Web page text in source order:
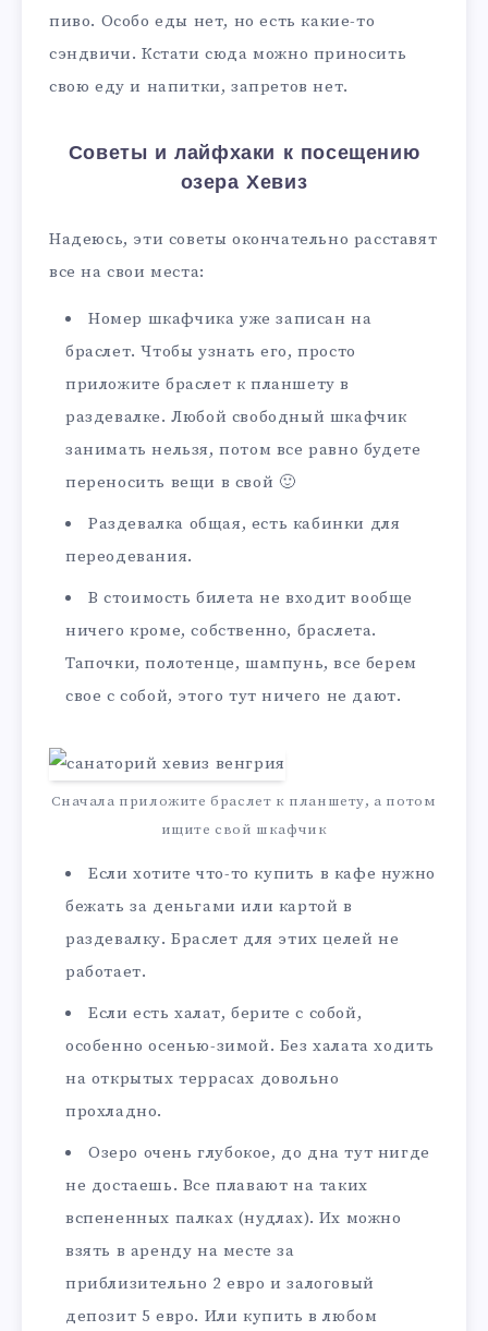
пиво. Особо еды нет, но есть какие-то
сэндвичи. Кстати сюда можно приносить
свою еду и напитки, запретов нет.
Советы и лайфхаки к посещению
озера Хевиз
Надеюсь, эти советы окончательно расставят
все на свои места:
Номер шкафчика уже записан на
браслет. Чтобы узнать его, просто
приложите браслет к планшету в
раздевалке. Любой свободный шкафчик
занимать нельзя, потом все равно будете
переносить вещи в свой 🙂
Раздевалка общая, есть кабинки для
переодевания.
В стоимость билета не входит вообще
ничего кроме, собственно, браслета.
Тапочки, полотенце, шампунь, все берем
свое с собой, этого тут ничего не дают.
Сначала приложите браслет к планшету, а потом
ищите свой шкафчик
Если хотите что-то купить в кафе нужно
бежать за деньгами или картой в
раздевалку. Браслет для этих целей не
работает.
Если есть халат, берите с собой,
особенно осенью-зимой. Без халата ходить
на открытых террасах довольно
прохладно.
Озеро очень глубокое, до дна тут нигде
не достаешь. Все плавают на таких
вспененных палках (нудлах). Их можно
взять в аренду на месте за
приблизительно 2 евро и залоговый
депозит 5 евро. Или купить в любом